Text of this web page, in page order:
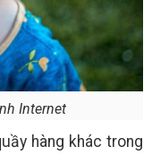
Internet
hàng khác trong